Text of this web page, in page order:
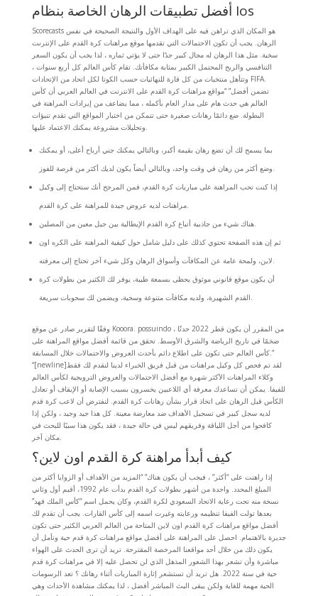
أفضل تطبيقات الرهان الخاصة بنظام Ios
Scorecasts هو المكان الذي تراهن فيه على الهداف الأول والنتيجة الصحيحة في نفس
الرهان. يجب أن تكون الاحتمالات التي تقدمها موقع مراهنات كرة القدم على الإنترنت
سخية. مثل هذا الرهان له مجال كبير جدًا حتى لا يؤتي ثماره ، لذا يجب أن يكون السعر
التنافسي والربح المحتمل الكبير بمثابة مكافأتك. تقام كأس العالم كل أربع سنوات ،
وتتأهل منتخبات من كل قارة للنهائيات حسب الكوتا لكل اتحاد من الإتحادات FIFA.
تضمن أفضل” “مواقع مراهنات كرة القدم على الانترنت في العالم العربي أن كأس
العالم هي حدث هام على مدار العام بأكمله ، مما يضاعف من إيرادات المراهنة في
البطولة. ضع دائمًا رهانات صغيرة حتى تتمكن من اختبار المواقع التي تقدم تنبؤات
وتحليلات مشروعة يمكنك الاعتماد عليها.
بما يسمح لك أن تضع رهان بقيمة أكبر، وبالتالي يمكنك جني أرباح أعلى، أو يمكنك
وضع أكثر من رهان في وقت واحد، وبالتالي أيضاً يكون لديك أكثر من فرصة للفوز.
إذا كنت تحب المراهنة على مباريات كرة القدم، فمن المرجح أنك ستحتاج إلى وكيل
مراهنات لديه عروض جيدة للمراهنة على كرة القدم.
هناك شيء من جاذبية أتباع كرة القدم الإيطالية بين جيل معين من المصلين.
ثم إن هذه الصفحة تحتوي كذلك على دليل شامل حول كيفية المراهنة على الكره اون
لاين، ولمحة عامة عن المكافآت وأسواق الرهان وكل شيء آخر تحتاج إلى معرفته.
أن يكون موقع قانوني موثوق يحظى بسمعة طيبة، يوفر لك الكثير من بطولات كرة
القدم الشهيرة، ولديه مكافآت متنوعة وسخية، ويضمن لك سحوبات سريعة.
وفقًا لتقرير صادر عن موقع Kooora. possuindo ، من المقرر أن يكون قطر 2022 حدثًا
ضخمًا في تاريخ الرياضة والشرق الأوسط. تحقق من قائمة أفضل مواقع المراهنة على
كأس العالم حتى تكون على اطلاع دائم بأحدث العروض والاحتمالات خلال المسابقة.”
“[newline]لقد تم فحص كل وكيل مراهنات من قبل فريق الخبراء لدينا لنقدم لك فقط
وكلاء المراهنات الأكثر شهرة مع أفضل الاحتمالات والعروض الترويجية لكأس العالم
للفيفا. يمكن أن تساعدك معرفة أي اللاعبين يخسرون بسبب الإصابة أو الإيقاف أو تعادل
الكأس قبل الرهان على اتخاذ قرار بشأن رهانات كرة القدم. لنفترض أن لاعب كرة قدم
لديه سجل كبير في تسجيل الأهداف ضد معارضة معينة. كل هذا جيد وجيد ، ولكن إذا
كافحوا من أجل اللياقة وفريقهم ليس في حالة جيدة ، فقد يكون هذا سببًا للبحث في
مكان آخر.
كيف أبدأ مراهنة كرة القدم اون لاين؟
إذا راهنت على “أكثر” ، فيجب أن يكون هناك” “المزيد من الأهداف أو الزوايا أكثر من
المبلغ المحدد. واحدة من أشهر بطولات كرة القدم بدأت عام 1992، أقيم أول وثاني
نسخة منه تحت رعاية الاتحاد السعودي لكرة القدم، وكان يحمل اسم “كأس الملك فهد”
بعدها تولت الفيفا تنظيمه ورعايته وغيرت اسمه إلى كأس القارات. يجب أن تقدم لك
أفضل مواقع مراهنات كرة القدم اون لاين المتاحة من العالم العربي الكثير حتى تكون
جديرة بالاهتمام. احصل على المراهنة على أفضل مواقع مراهنات كرة قدم حية ونأمل أن
يكون ذلك من خلال أحد مواقعنا المرخصة المقترحة. تريد أن ترى الحدث على الهواء
مباشرة وأن تشعر بهذا الشعور المذهل الذي لن تحصل عليه إلا في مراهنات كرة قدم
حية في سنة 2022. هل تريد أن تستشعر إثارة المباريات أثناء رهانك ؟ تعد الرسومات
الحية مهمة للغاية ولكن يبقى البث المباشر أفضل ، لذا يمكنك مشاهدة الأحداث وهي